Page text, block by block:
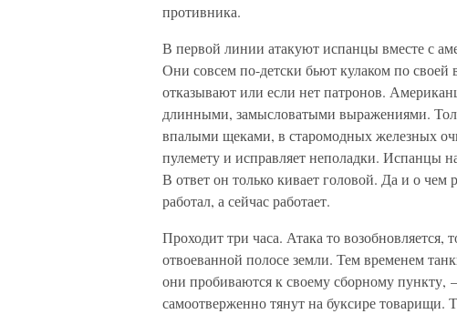
противника.
В первой линии атакуют испанцы вместе с
Они совсем по-детски бьют кулаком по своей
отказывают или если нет патронов.
длинными, замысловатыми выражениями.
впалыми щеками, в старомодных железных
пулемету и исправляет неполадки. Испанцы
В ответ он только кивает головой. Да и о чем
работал, а сейчас работает.
Проходит три часа. Атака то возобновляется,
отвоеванной полосе земли. Тем временем
они пробиваются к своему сборному пункту,
самоотверженно тянут на буксире товарищи.